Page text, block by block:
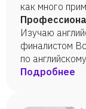
как много
личных хобби,
деятельности.
планы
креативности
ученика.
Изучаю
финалистом
по
2018 года.
Подробнее